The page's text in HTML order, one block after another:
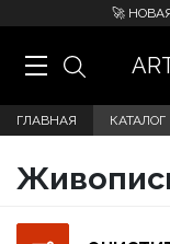
🚀
ГЛАВНАЯ КАТАЛОГ